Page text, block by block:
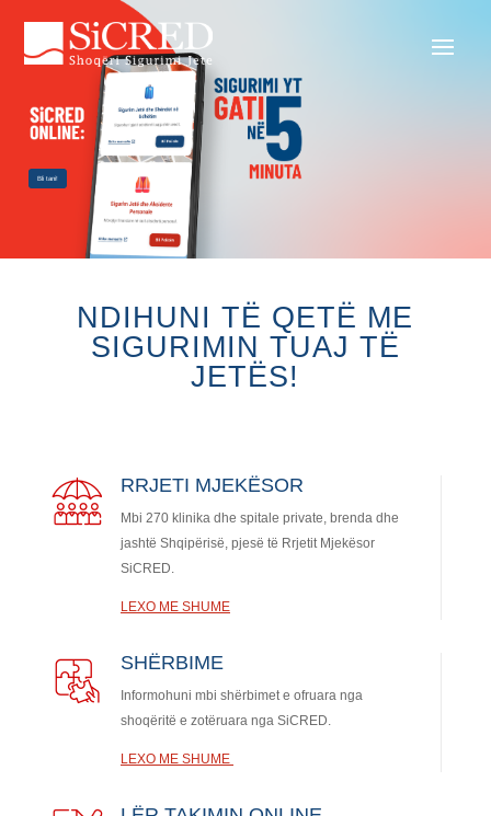
Bli tani!
NDIHUNI TË QETË ME
SIGURIMIN TUAJ TË
JETËS!
RRJETI MJEKËSOR
Mbi 270 klinika dhe spitale private, brenda dhe
jashtë Shqipërisë, pjesë të Rrjetit Mjekësor
SiCRED.
LEXO ME SHUME
SHËRBIME
Informohuni mbi shërbimet e ofruara nga
shoqëritë e zotëruara nga SiCRED.
LEXO ME SHUME